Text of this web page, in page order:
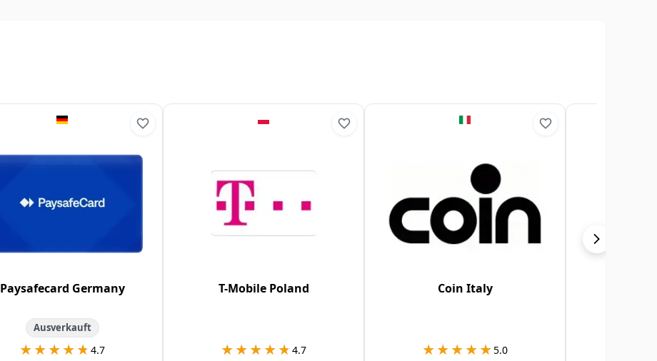
Paysafecard Germany
Ausverkauft
★★★★★
★★★★★ 4.7
T-Mobile Poland
★★★★★
★★★★★ 4.7
Coin Italy
★★★★★
★★★★★5.0